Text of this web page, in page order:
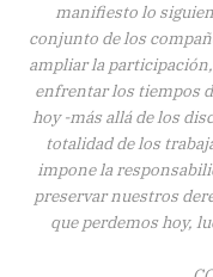
manifiesto lo
conjunto de los
ampliar la
enfrentar los tiempos
hoy -más allá de los
totalidad de los
impone la
preservar nuestros
que perdemos hoy,